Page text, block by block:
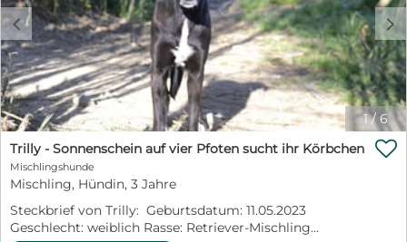
1/ 6
c d
Trilly - Sonnenschein auf vier Pfoten sucht ihr Körbchen
Mischlingshunde
Mischling, Hündin, 3 Jahre
Steckbrief von Trilly: Geburtsdatum: 11.05.2023
Geschlecht: weiblich Rasse: Retriever-Mischling
